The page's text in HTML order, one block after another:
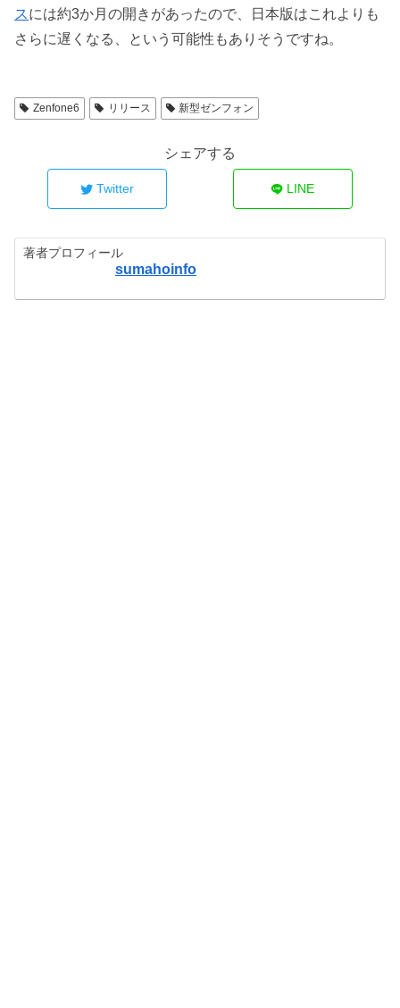
スには約3か月の開きがあったので、日本版はこれよりも
さらに遅くなる、という可能性もありそうですね。
Zenfone6 リリース 新型ゼンフォン
シェアする
Twitter LINE
著者プロフィール
sumahoinfo